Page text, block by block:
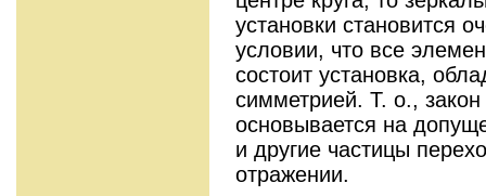
установки становится
условии, что все
состоит установка,
симметрией. Т. о., закон
основывается на
и другие частицы
отражении.